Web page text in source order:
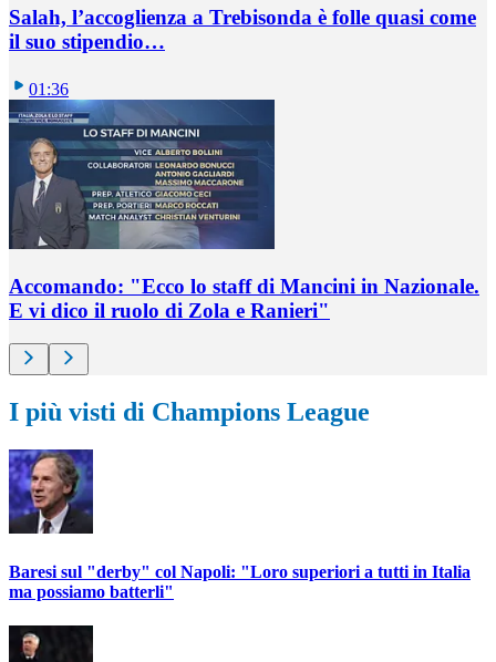
Salah, l’accoglienza a Trebisonda è folle quasi come
il suo stipendio…
01:36
Accomando: "Ecco lo staff di Mancini in Nazionale.
E vi dico il ruolo di Zola e Ranieri"
I più visti di Champions League
Baresi sul "derby" col Napoli: "Loro superiori a tutti in Italia
ma possiamo batterli"